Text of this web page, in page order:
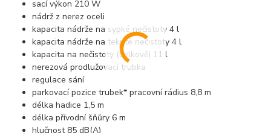
sací výkon 210 W
nádrž z nerez oceli
kapacita nádrže na sypké nečistoty 4 l
kapacita nádrže na tekuté nečistoty 4 l
kapacita na nečistoty (celkově) 11 l
nerezová prodlužovací trubka
regulace sání
parkovací pozice trubek* pracovní rádius 8,8 m
délka hadice 1,5 m
délka přívodní šňůry 6 m
hlučnost 85 dB(A)